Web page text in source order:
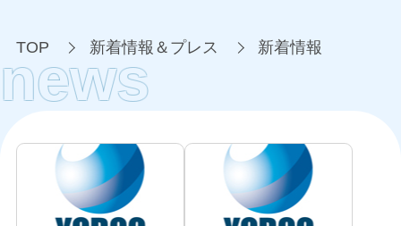
news
TOP 新着情報＆プレス 新着情報